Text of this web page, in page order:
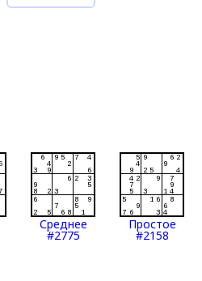
Среднее
#2775
Простое
#2158